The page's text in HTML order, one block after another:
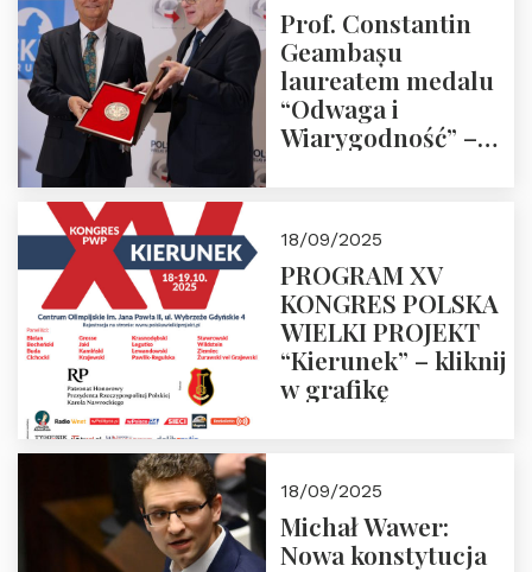
Prof. Constantin
Geambașu
laureatem medalu
“Odwaga i
Wiarygodność” –
18/09/2025
PROGRAM XV
KONGRES POLSKA
WIELKI PROJEKT
“Kierunek” – kliknij
w grafikę
18/09/2025
Michał Wawer:
Nowa konstytucja